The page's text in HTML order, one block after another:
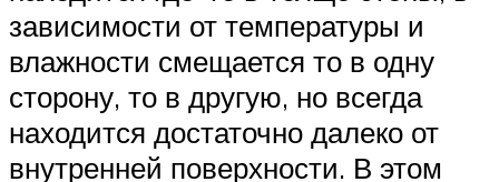
зависимости от температуры и
влажности смещается то в одну
сторону, то в другую, но всегда
находится достаточно далеко от
внутренней поверхности. В этом